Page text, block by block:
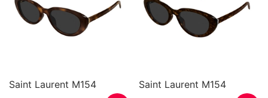
Saint Laurent M154
Saint Laurent M154